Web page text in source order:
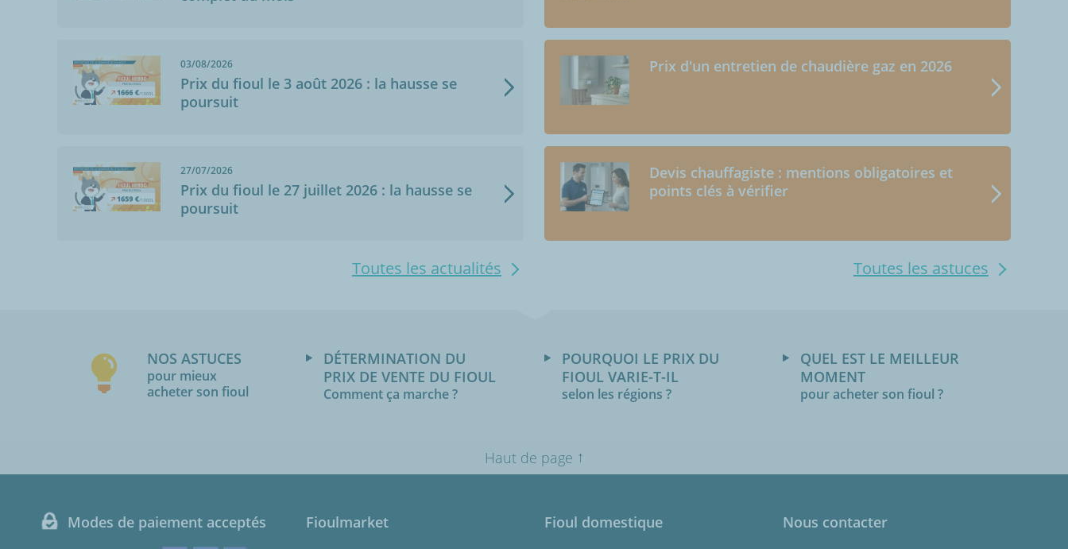
03/08/2026
Prix du fioul le 3 août 2026 : la hausse se
poursuit
27/07/2026
Prix du fioul le 27 juillet 2026 : la hausse se
poursuit
Toutes les actualités
Prix d'un entretien de chaudière gaz en 2026
Devis chauffagiste : mentions obligatoires et
points clés à vérifier
Toutes les astuces
NOS ASTUCES
pour mieux
acheter son fioul
DÉTERMINATION DU
PRIX DE VENTE DU FIOUL
Comment ça marche ?
POURQUOI LE PRIX DU
FIOUL VARIE-T-IL
selon les régions ?
QUEL EST LE MEILLEUR
MOMENT
pour acheter son fioul ?
Haut de page ↑
Modes de paiement acceptés Fioulmarket Fioul domestique Nous contacter